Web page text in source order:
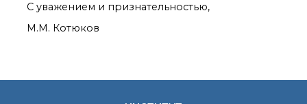
по органической
химии
Аддитивные
С уважением и признательностью,
М.М. Котюков